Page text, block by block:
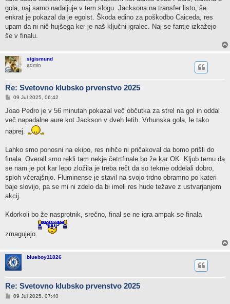
gola, naj samo nadaljuje v tem slogu. Jacksona na transfer listo, še
enkrat je pokazal da je egoist. Škoda edino za poškodbo Caiceda, res
upam da ni nič hujšega ker je naš ključni igralec. Naj se fantje izkažejo
še v finalu.
sigismund
admin
Re: Svetovno klubsko prvenstvo 2025
P
s
09 Jul 2025, 06:42
Joao Pedro je v 56 minutah pokazal več občutka za strel na gol in oddal
več napadalne aure kot Jackson v dveh letih. Vrhunska gola, le tako
naprej.
Lahko smo ponosni na ekipo, res nihče ni pričakoval da bomo prišli do
finala. Overall smo rekli tam nekje četrtfinale bo že kar OK. Kljub temu da
se nam je pot kar lepo zložila je treba rečt da so tekme oddelali dobro,
sploh včerajšnjo. Fluminense je stavil na svojo trdno obramno po kateri
baje slovijo, pa se mi ni zdelo da bi imeli res hude težave z ustvarjanjem
akcij.
Kdorkoli bo že nasprotnik, srečno, final se ne igra ampak se finala
zmagujejo.
blueboy11826
Re: Svetovno klubsko prvenstvo 2025
P09 Jul 2025, 07:40